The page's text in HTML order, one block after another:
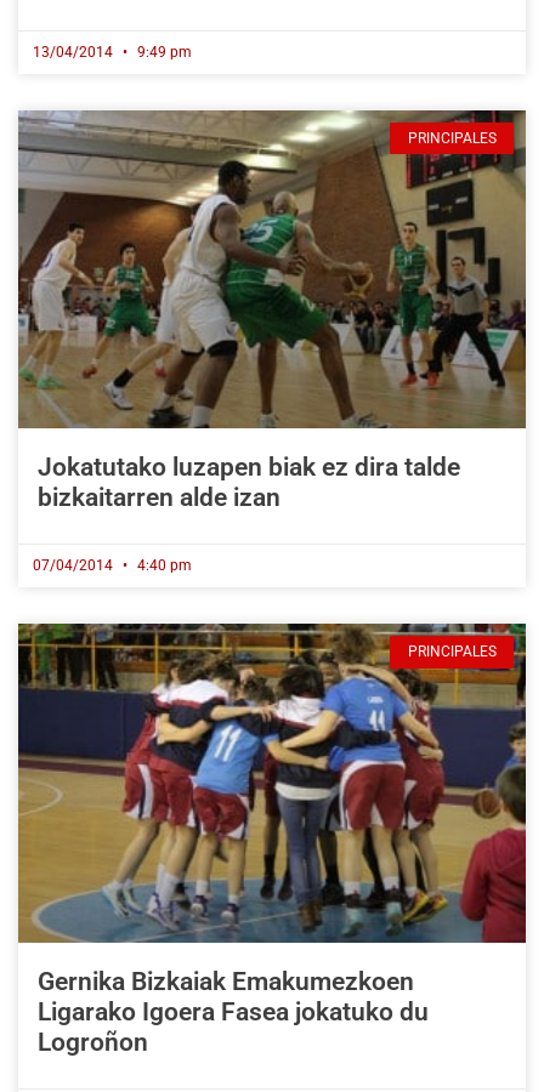
13/04/2014 9:49 pm
PRINCIPALES
Jokatutako luzapen biak ez dira talde
bizkaitarren alde izan
07/04/2014 4:40 pm
PRINCIPALES
Gernika Bizkaiak Emakumezkoen
Ligarako Igoera Fasea jokatuko du
Logroñon